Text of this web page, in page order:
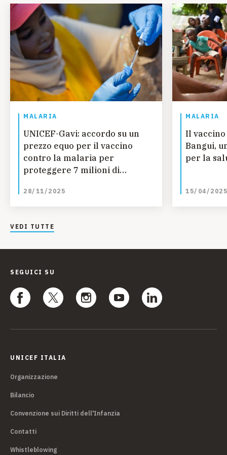
MALARIA
UNICEF-Gavi: accordo su un
prezzo equo per il vaccino
contro la malaria per
proteggere 7 milioni di
del decennio
28/11/2025
MALARIA
Il
Bangui,
per la
15/04/2025
VEDI TUTTE
SEGUICI SU
UNICEF ITALIA
Organizzazione
Bilancio
Convenzione sui Diritti dell'Infanzia
Contatti
Whistleblowing